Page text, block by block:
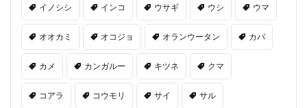
イノシシ インコ ウサギ ウシ ウマ
オオカミ オコジョ オランウータン カバ
カメ カンガルー キツネ クマ
コアラ コウモリ サイ サル